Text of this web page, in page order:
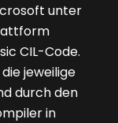
unter
CIL-Code.
jeweilige
durch den
in